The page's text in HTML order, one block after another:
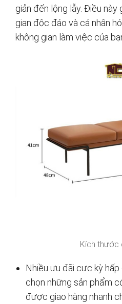
giản đến lộng lẫy. Điều này
gian độc đáo và cá nhân
không gian làm việc của
Kích thước
Nhiều ưu đãi cực kỳ hấp
chọn những sản phẩm
được giao hàng nhanh